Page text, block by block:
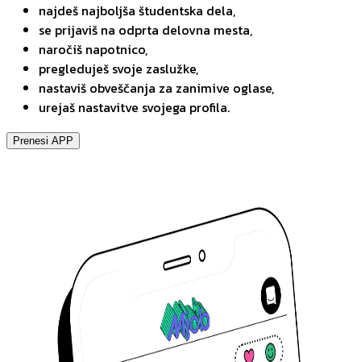
najdeš najboljša študentska dela,
se prijaviš na odprta delovna mesta,
naročiš napotnico,
pregleduješ svoje zaslužke,
nastaviš obveščanja za zanimive oglase,
urejaš nastavitve svojega profila.
Prenesi APP